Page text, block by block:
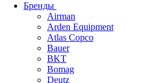
Бренды
Airman
Arden Equipment
Atlas Сopco
Bauer
BKT
Bomag
Deutz